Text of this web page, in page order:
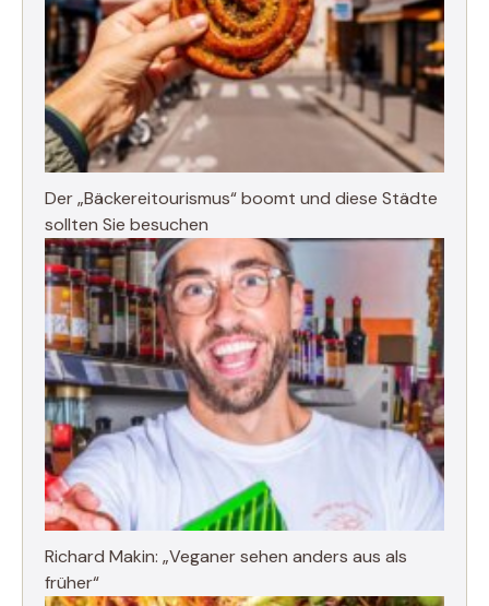
Der „Bäckereitourismus“ boomt und diese Städte
sollten Sie besuchen
Richard Makin: „Veganer sehen anders aus als
früher“